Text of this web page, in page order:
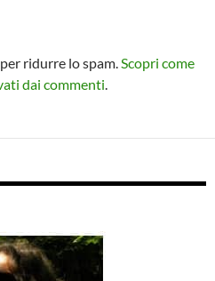
ridurre lo spam.Scopri come
dai commenti.